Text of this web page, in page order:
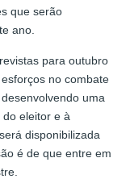
que serão
ano.
para outubro
no combate
uma
eleitor e à
disponibilizada
é de que entre em